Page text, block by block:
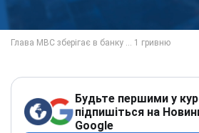
Будьте першими у
підпишіться на
Google